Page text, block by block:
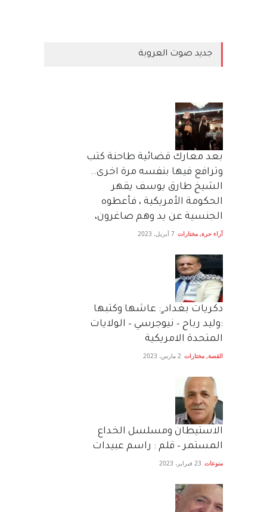
جديد صوت العروبة
بعد معارك قضائية طاحنة كتب
وترافع فيها بنفسه مرة اخرى..
الشيخ طارق يوسف يقهر
الحكومة الأمريكية ، فأعطوه
الجنسية عن يد وهم صاغرون،
آراء حرة, مختارات 7 أبريل، 2023
دكريات بغداد ٍ: عاشها وكتبها
:وليد رباح – نيوجرسي – الولايات
المتحدة الامريكية
القصة, مختارات 2 مارس، 2023
الاستيطان ومسلسل الخداع
المستمر – قلم : راسم عبيدات
منوعات 23 فبراير، 2023